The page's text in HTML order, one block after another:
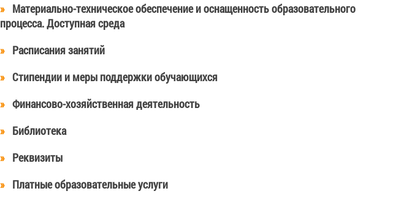
Материально-техническое обеспечение и оснащенность образовательного
процесса. Доступная среда
Расписания занятий
Стипендии и меры поддержки обучающихся
Финансово-хозяйственная деятельность
Библиотека
Реквизиты
Платные образовательные услуги